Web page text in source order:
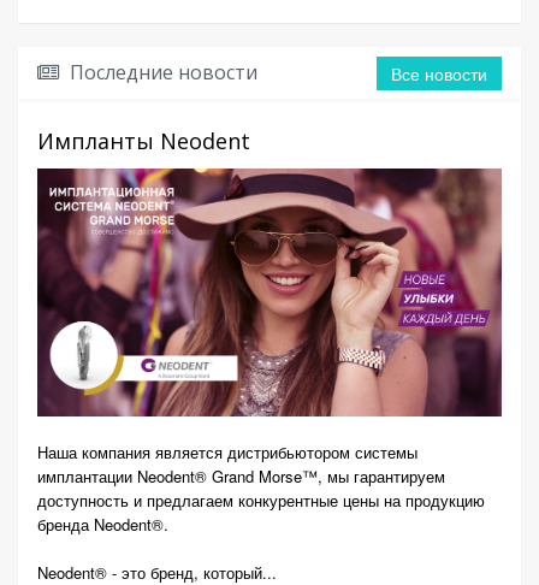
Последние новости Все новости
Импланты Neodent
Наша компания является дистрибьютором системы
имплантации Neodent® Grand Morse™, мы гарантируем
доступность и предлагаем конкурентные цены на продукцию
бренда Neodent®.
Neodent® - это бренд, который...